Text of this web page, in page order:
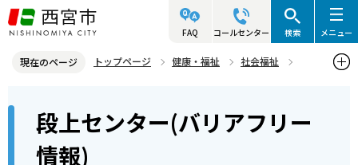
こ
の
ジ
FAQ コールセンター 検索 メニュー
現在のページ トップページ 健康・福祉
社会福祉
段上センター(バリアフリー情報)
段上センター(バリアフリー
情報)